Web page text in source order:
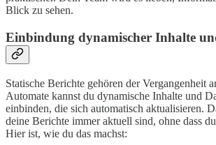
Blick zu sehen.
Einbindung dynamischer Inhalte
Statische Berichte gehören der Vergangenheit
Automate kannst du dynamische Inhalte und
einbinden, die sich automatisch aktualisieren.
deine Berichte immer aktuell sind, ohne dass
Hier ist, wie du das machst: